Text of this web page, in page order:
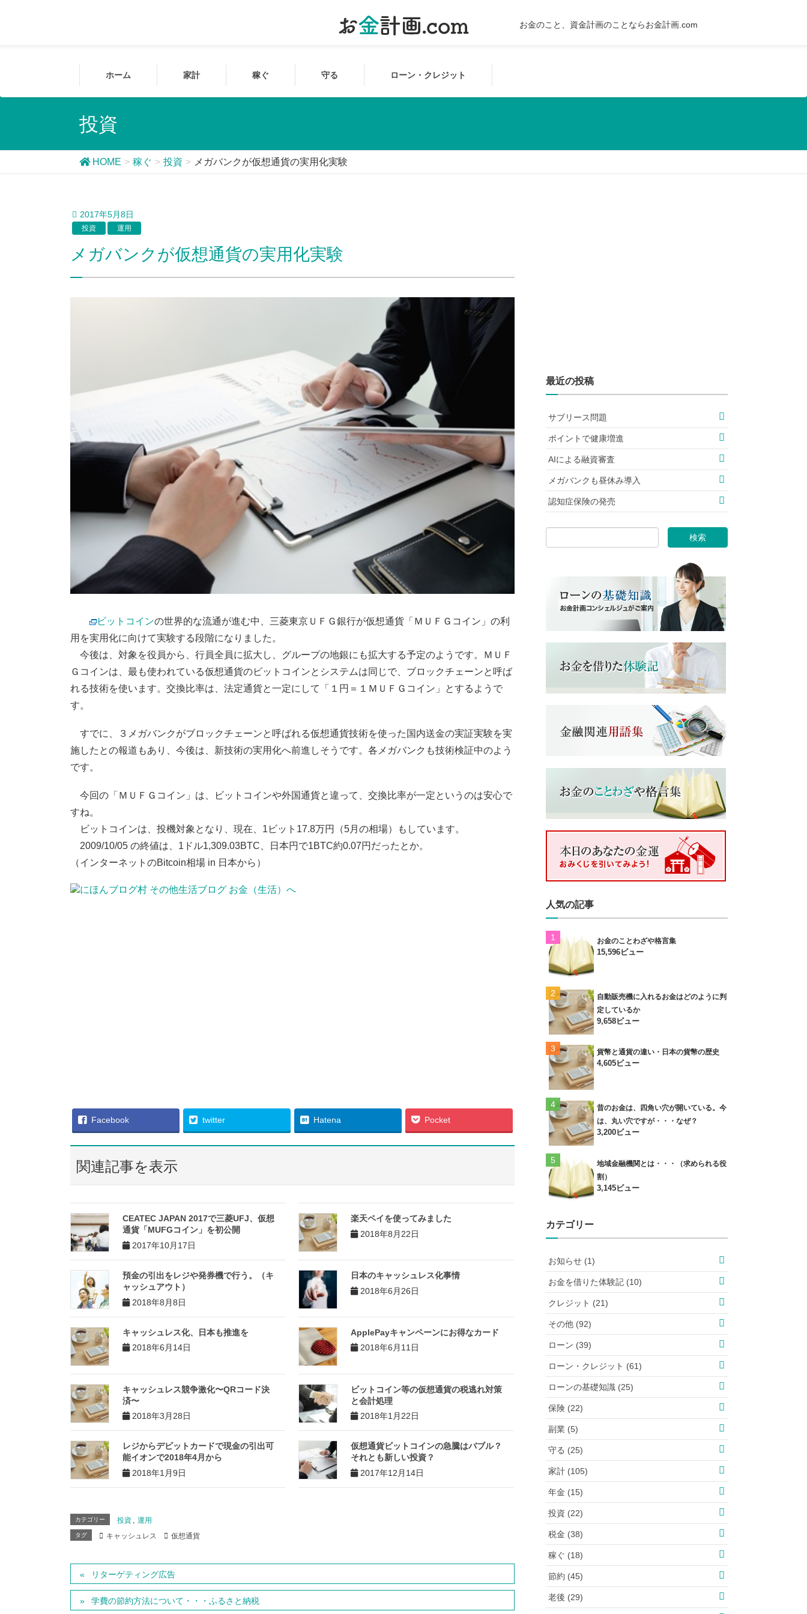
お金のこと、資金計画のことならお金計画.com
ホーム 家計 稼ぐ 守る ローン・クレジット
投資
HOME 稼ぐ 投資 メガバンクが仮想通貨の実用化実験
2017年5月8日
投資 運用
メガバンクが仮想通貨の実用化実験
ビットコインの世界的な流通が進む中、三菱東京ＵＦＧ銀行が仮想通貨「ＭＵＦＧコイン」の利
用を実用化に向けて実験する段階になりました。
今後は、対象を役員から、行員全員に拡大し、グループの地銀にも拡大する予定のようです。ＭＵＦ
Ｇコインは、最も使われている仮想通貨のビットコインとシステムは同じで、ブロックチェーンと呼ば
れる技術を使います。交換比率は、法定通貨と一定にして「１円＝１ＭＵＦＧコイン」とするようで
す。
すでに、３メガバンクがブロックチェーンと呼ばれる仮想通貨技術を使った国内送金の実証実験を実
施したとの報道もあり、今後は、新技術の実用化へ前進しそうです。各メガバンクも技術検証中のよう
です。
今回の「ＭＵＦＧコイン」は、ビットコインや外国通貨と違って、交換比率が一定というのは安心で
すね。
ビットコインは、投機対象となり、現在、1ビット17.8万円（5月の相場）もしています。
2009/10/05 の終値は、1ドル1,309.03BTC、日本円で1BTC約0.07円だったとか。
（インターネットのBitcoin相場 in 日本から）
Facebook twitter Hatena Pocket
関連記事を表示
CEATEC JAPAN 2017で三菱UFJ、仮想
通貨「MUFGコイン」を初公開
2017年10月17日
楽天ペイを使ってみました
2018年8月22日
預金の引出をレジや発券機で行う。（キ
ャッシュアウト）
2018年8月8日
日本のキャッシュレス化事情
2018年6月26日
キャッシュレス化、日本も推進を
2018年6月14日
ApplePayキャンペーンにお得なカード
2018年6月11日
キャッシュレス競争激化〜QRコード決
済〜
2018年3月28日
ビットコイン等の仮想通貨の税逃れ対策
と会計処理
2018年1月22日
レジからデビットカードで現金の引出可
能イオンで2018年4月から
2018年1月9日
仮想通貨ビットコインの急騰はバブル？
それとも新しい投資？
2017年12月14日
カテゴリー 投資 , 運用
タグ キャッシュレス 仮想通貨
リターゲティング広告
学費の節約方法について・・・ふるさと納税
最近の投稿
サブリース問題
ポイントで健康増進
AIによる融資審査
メガバンクも昼休み導入
認知症保険の発売
人気の記事
お金のことわざや格言集
15,596ビュー
自動販売機に入れるお金はどのように判
定しているか
9,658ビュー
貨幣と通貨の違い・日本の貨幣の歴史
4,605ビュー
昔のお金は、四角い穴が開いている。今
は、丸い穴ですが・・・なぜ？
3,200ビュー
地域金融機関とは・・・（求められる役
割）
3,145ビュー
カテゴリー
お知らせ (1)
お金を借りた体験記 (10)
クレジット (21)
その他 (92)
ローン (39)
ローン・クレジット (61)
ローンの基礎知識 (25)
保険 (22)
副業 (5)
守る (25)
家計 (105)
年金 (15)
投資 (22)
税金 (38)
稼ぐ (18)
節約 (45)
老後 (29)